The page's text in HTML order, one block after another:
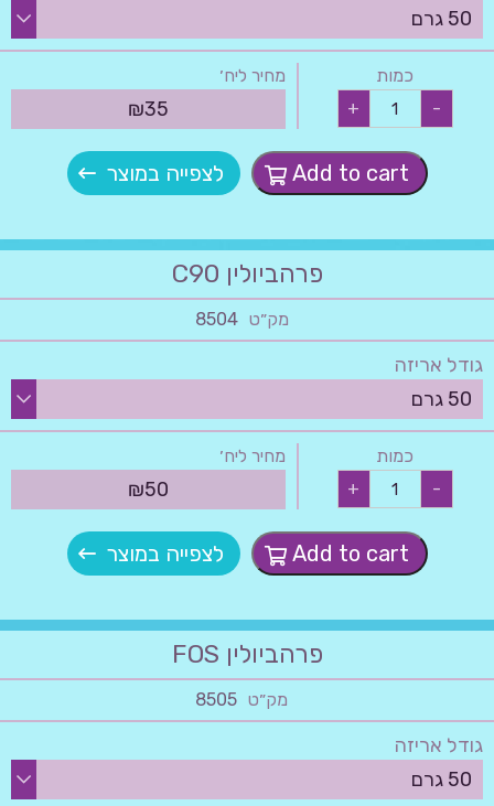
כמות
-
אינוטק
H25P
+
מחיר ליח׳
₪35
Add to cart לצפייה במוצר
פרהביולין C90
מק״ט 8504
גודל אריזה
כמות
-
פרהביולין
C90
+
מחיר ליח׳
₪50
Add to cart לצפייה במוצר
פרהביולין FOS
מק״ט 8505
גודל אריזה